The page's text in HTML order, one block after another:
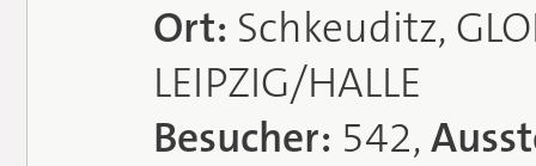
Ort: Schkeuditz,
LEIPZIG/HALLE
Besucher: 542,